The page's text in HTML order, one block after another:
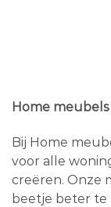
Home
Bij Home
voor alle
creëren. Onze
beetje beter te